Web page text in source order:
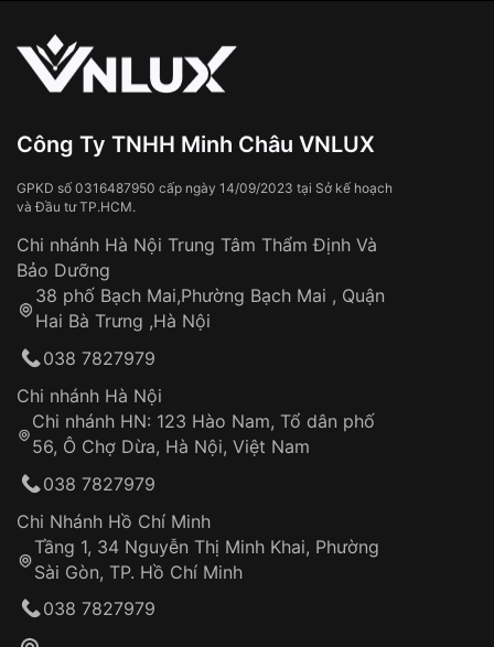
Từ khóa SEO:
Thời gian vận chuyển trung bình: 3 – 5 ngày
làm việc
Áp dụng cho tất cả tỉnh thành trên toàn quốc
Thời gian tính từ khi xác nhận đơn hàng thành
công
Hotline: 0585 215 215
Từ khóa SEO:
Khách hàng kiểm tra và thanh toán trực tiếp
Sử dụng sai cách như:
Tiếp xúc với hóa chất, chất tẩy rửa
Đeo đồng hồ khi tắm nước nóng, xông
Đồng hồ bị hư hỏng do:
Tai nạn hoặc tác động từ bên ngoài
Hao mòn tự nhiên theo thời gian:
Dây đeo
Sản phẩm đã bị:
Tự ý sửa chữa
thống VNLUX
Đảm bảo quyền lợi khách hàng
Đồng hành cùng khách hàng trong suốt quá
trình sử dụng
Công Ty TNHH Minh Châu VNLUX
GPKD số 0316487950 cấp ngày 14/09/2023 tại Sở kế hoạch
và Đầu tư TP.HCM.
Chi nhánh Hà Nội Trung Tâm Thẩm Định Và
Bảo Dưỡng
38 phố Bạch Mai,Phường Bạch Mai , Quận
Hai Bà Trưng ,Hà Nội
038 7827979
Chi nhánh Hà Nội
Chi nhánh HN: 123 Hào Nam, Tổ dân phố
56, Ô Chợ Dừa, Hà Nội, Việt Nam
038 7827979
Chi Nhánh Hồ Chí Minh
Tầng 1, 34 Nguyễn Thị Minh Khai, Phường
Sài Gòn, TP. Hồ Chí Minh
038 7827979